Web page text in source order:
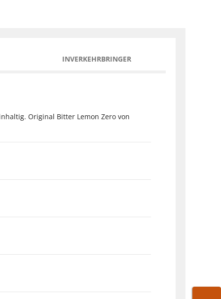
INVERKEHRBRINGER
Original Bitter Lemon Zero von